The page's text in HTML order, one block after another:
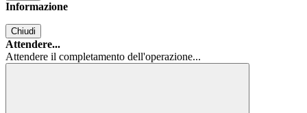
Informazione
Chiudi
Attendere...
Attendere il completamento dell'operazione...